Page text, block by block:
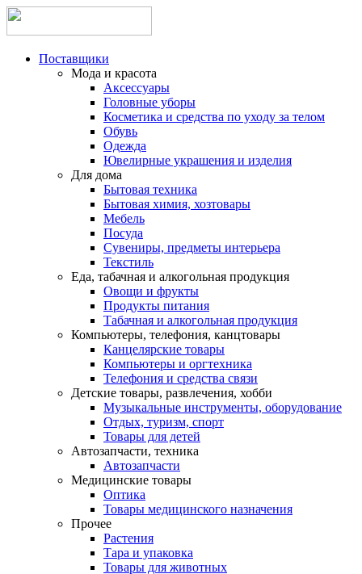
Поставщики
Мода и красота
Аксессуары
Головные уборы
Косметика и средства по уходу за телом
Обувь
Одежда
Ювелирные украшения и изделия
Для дома
Бытовая техника
Бытовая химия, хозтовары
Мебель
Посуда
Сувениры, предметы интерьера
Текстиль
Еда, табачная и алкогольная продукция
Овощи и фрукты
Продукты питания
Табачная и алкогольная продукция
Компьютеры, телефония, канцтовары
Канцелярские товары
Компьютеры и оргтехника
Телефония и средства связи
Детские товары, развлечения, хобби
Музыкальные инструменты, оборудование
Отдых, туризм, спорт
Товары для детей
Автозапчасти, техника
Автозапчасти
Медицинские товары
Оптика
Товары медицинского назначения
Прочее
Растения
Тара и упаковка
Товары для животных